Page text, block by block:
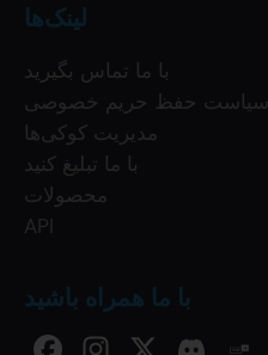
لینک‌ها
با ما تماس بگیرید
سیاست حفظ حریم خصوصی
مدیریت کوکی‌ها
با ما تبلیغ کنید
محصولات
API
با ما همراه باشید